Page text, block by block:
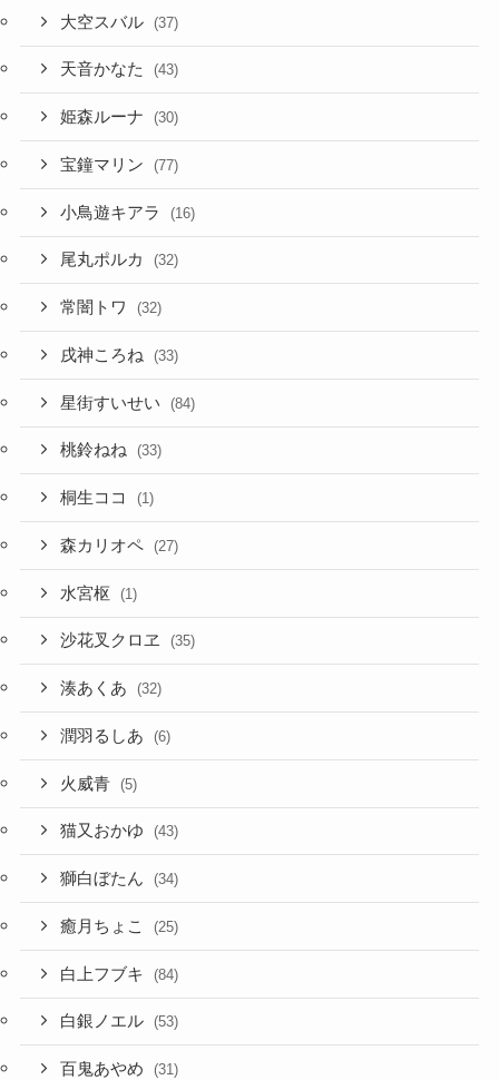
大空スバル (37)
天音かなた (43)
姫森ルーナ (30)
宝鐘マリン (77)
小鳥遊キアラ (16)
尾丸ポルカ (32)
常闇トワ (32)
戌神ころね (33)
星街すいせい (84)
桃鈴ねね (33)
桐生ココ (1)
森カリオペ (27)
水宮枢 (1)
沙花叉クロヱ (35)
湊あくあ (32)
潤羽るしあ (6)
火威青 (5)
猫又おかゆ (43)
獅白ぼたん (34)
癒月ちょこ (25)
白上フブキ (84)
白銀ノエル (53)
百鬼あやめ (31)